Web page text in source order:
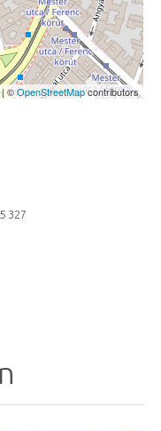
| ©OpenStreetMapcontributors
327